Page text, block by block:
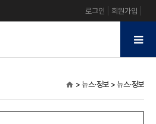
로그인 회원가입
home > 뉴스·정보 > 뉴스·정보